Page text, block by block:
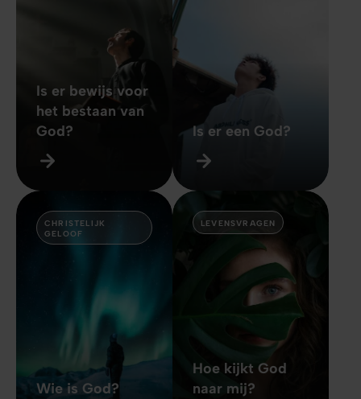
Is er bewijs voor
het bestaan van
God?
Is er een God?
CHRISTELIJK
GELOOF
Wie is God?
LEVENSVRAGEN
Hoe kijkt God
naar mij?